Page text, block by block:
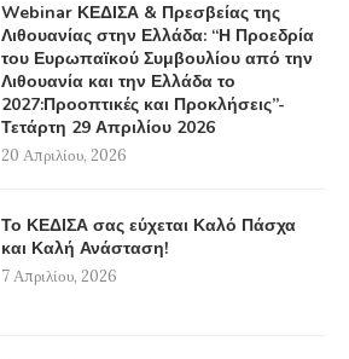
Webinar ΚΕΔΙΣΑ & Πρεσβείας της
Λιθουανίας στην Ελλάδα: “Η Προεδρία
του Ευρωπαϊκού Συμβουλίου από την
Λιθουανία και την Ελλάδα το
2027:Προοπτικές και Προκλήσεις”-
Τετάρτη 29 Απριλίου 2026
20 Απριλίου, 2026
Το ΚΕΔΙΣΑ σας εύχεται Καλό Πάσχα
και Καλή Ανάσταση!
7 Απριλίου, 2026